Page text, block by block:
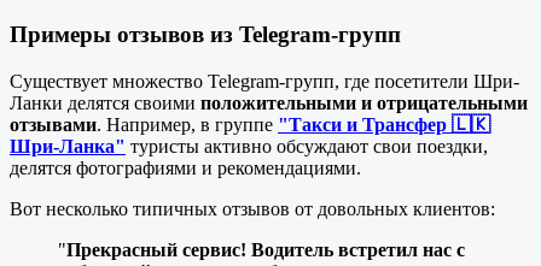
Примеры отзывов из Telegram-групп
Существует множество Telegram-групп, где посетители Шри-
Ланки делятся своими положительными и отрицательными
отзывами. Например, в группе "Такси и Трансфер 🇱🇰
Шри-Ланка" туристы активно обсуждают свои поездки,
делятся фотографиями и рекомендациями.
Вот несколько типичных отзывов от довольных клиентов:
"Прекрасный сервис! Водитель встретил нас с